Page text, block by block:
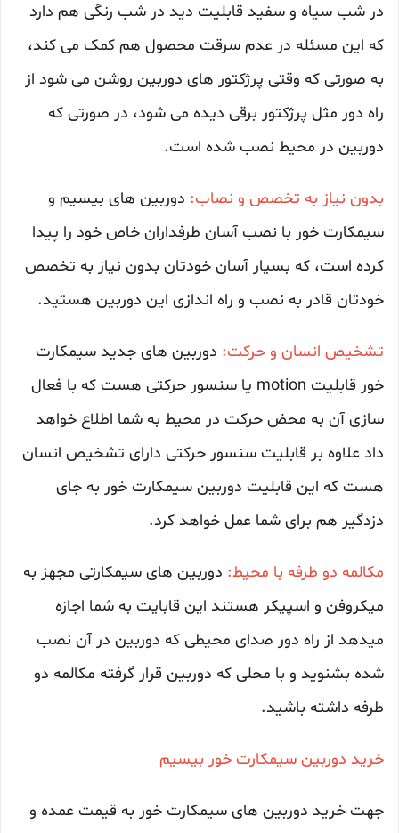
در شب سیاه و سفید قابلیت دید در شب رنگی هم دارد
که این مسئله در عدم سرقت محصول هم کمک می کند،
به صورتی که وقتی پرژکتور های دوربین روشن می شود از
راه دور مثل پرژکتور برقی دیده می شود، در صورتی که
دوربین در محیط نصب شده است.
بدون نیاز به تخصص و نصاب: دوربین های بیسیم و
سیمکارت خور با نصب آسان طرفداران خاص خود را پیدا
کرده است، که بسیار آسان خودتان بدون نیاز به تخصص
خودتان قادر به نصب و راه اندازی این دوربین هستید.
تشخیص انسان و حرکت: دوربین های جدید سیمکارت
خور قابلیت motion یا سنسور حرکتی هست که با فعال
سازی آن به محض حرکت در محیط به شما اطلاع خواهد
داد علاوه بر قابلیت سنسور حرکتی دارای تشخیص انسان
هست که این قابلیت دوربین سیمکارت خور به جای
دزدگیر هم برای شما عمل خواهد کرد.
مکالمه دو طرفه با محیط: دوربین های سیمکارتی مجهز به
میکروفن و اسپیکر هستند این قابایت به شما اجازه
میدهد از راه دور صدای محیطی که دوربین در آن نصب
شده بشنوید و با محلی که دوربین قرار گرفته مکالمه دو
طرفه داشته باشید.
خرید دوربین سیمکارت خور بیسیم
جهت خرید دوربین های سیمکارت خور به قیمت عمده و